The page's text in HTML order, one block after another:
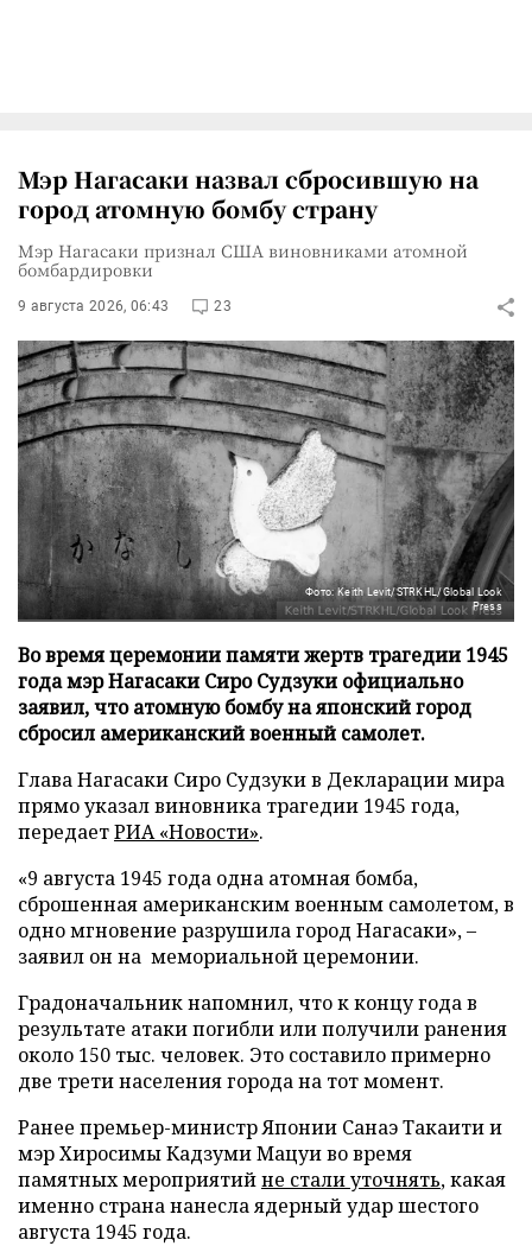
Мэр Нагасаки назвал сбросившую на
город атомную бомбу страну
Мэр Нагасаки признал США виновниками атомной
бомбардировки
9 августа 2026, 06:43 23
Фото: Keith Levit/STRKHL/Global Look
Press
Во время церемонии памяти жертв трагедии 1945
года мэр Нагасаки Сиро Судзуки официально
заявил, что атомную бомбу на японский город
сбросил американский военный самолет.
Глава Нагасаки Сиро Судзуки в Декларации мира
прямо указал виновника трагедии 1945 года,
передаетРИА «Новости».
«9 августа 1945 года одна атомная бомба,
сброшенная американским военным самолетом, в
одно мгновение разрушила город Нагасаки», –
заявил он на мемориальной церемонии.
Градоначальник напомнил, что к концу года в
результате атаки погибли или получили ранения
около 150 тыс. человек. Это составило примерно
две трети населения города на тот момент.
Ранее премьер-министр Японии Санаэ Такаити и
мэр Хиросимы Кадзуми Мацуи во время
памятных мероприятийне стали уточнять, какая
именно страна нанесла ядерный удар шестого
августа 1945 года.